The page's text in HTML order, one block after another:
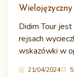
Wielojęzyczny
Didim Tour
rejsach
wskazówki w
21/04/2024